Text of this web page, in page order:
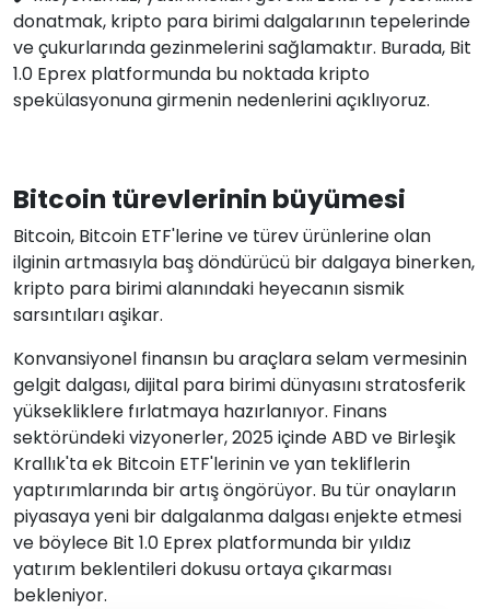
donatmak, kripto para birimi dalgalarının tepelerinde
ve çukurlarında gezinmelerini sağlamaktır. Burada, Bit
1.0 Eprex platformunda bu noktada kripto
spekülasyonuna girmenin nedenlerini açıklıyoruz.
Bitcoin türevlerinin büyümesi
Bitcoin, Bitcoin ETF'lerine ve türev ürünlerine olan
ilginin artmasıyla baş döndürücü bir dalgaya binerken,
kripto para birimi alanındaki heyecanın sismik
sarsıntıları aşikar.
Konvansiyonel finansın bu araçlara selam vermesinin
gelgit dalgası, dijital para birimi dünyasını stratosferik
yüksekliklere fırlatmaya hazırlanıyor. Finans
sektöründeki vizyonerler, 2025 içinde ABD ve Birleşik
Krallık'ta ek Bitcoin ETF'lerinin ve yan tekliflerin
yaptırımlarında bir artış öngörüyor. Bu tür onayların
piyasaya yeni bir dalgalanma dalgası enjekte etmesi
ve böylece Bit 1.0 Eprex platformunda bir yıldız
yatırım beklentileri dokusu ortaya çıkarması
bekleniyor.